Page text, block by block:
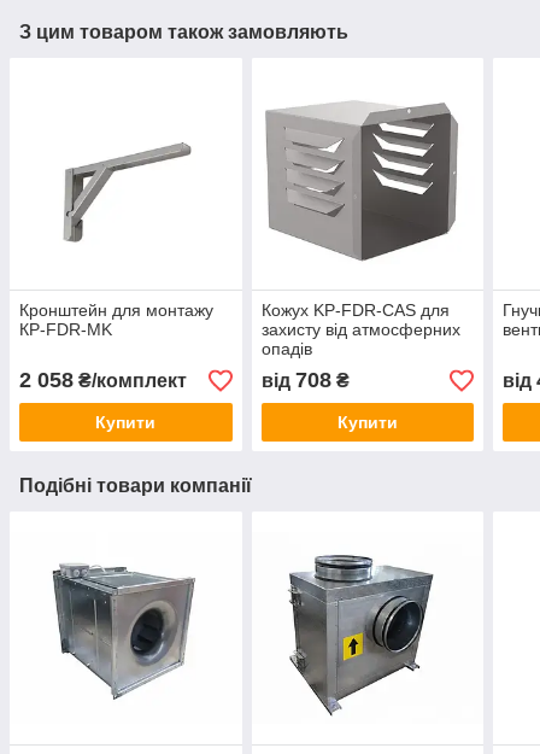
З цим товаром також замовляють
Кронштейн для монтажу
КР-FDR-MK
2 058 ₴/комплект
Купити
Кожух KP-FDR-CAS для
захисту від атмосферних
опадів
від 708₴
Купити
від
Подібні товари компанії